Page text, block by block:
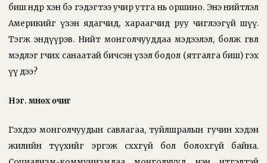
биш өнөөдөр хэн бэ гэдэгтээ учир утга нь оршино. Энэ нийтлэл
Америкийг үзэн ядагчид, хараагчид руу чиглээгүй шүү.
Тэгж эндүүрэв. Нийт монголчууддаа мэдээлэл, болж өгвөл
мэдлэг өгчих санаатай бичсэн үзэл бодол (ятгалга биш) гэх
үү дээ?
Нэг. Өмнөх өчиг
Гэхдээ монголчуудын савлагаа, туйлшралын гучин хэдэн
жилийн түүхийг эргэж сөхөхгүй бол болохгүй байна.